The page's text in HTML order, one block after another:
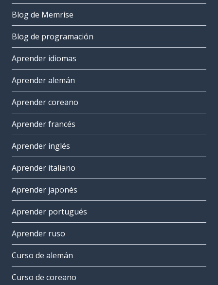
Blog de Memrise
Blog de programación
Aprender idiomas
Aprender alemán
Aprender coreano
Aprender francés
Aprender inglés
Aprender italiano
Aprender japonés
Aprender portugués
Aprender ruso
Curso de alemán
Curso de coreano